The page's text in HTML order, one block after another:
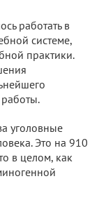
работать в
системе,
практики.
уголовные
Это на 910
в целом, как